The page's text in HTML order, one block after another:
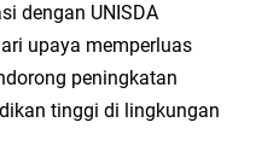
dengan UNISDA
upaya memperluas
peningkatan
tinggi di lingkungan